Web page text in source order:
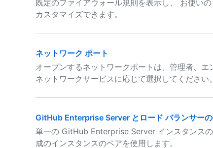
既定のファイアウォール規則を表示し、 お使い
カスタマイズできます。
ネットワーク ポート
オープンするネットワークポートは、管理者、
ネットワークサービスに応じて選択してください。
GitHub Enterprise Server とロード バランサーの
単一の GitHub Enterprise Server インスタンス
成のインスタンスのペアを使用します。